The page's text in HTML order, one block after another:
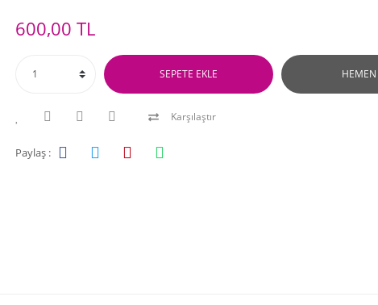
600,00 TL
SEPETE EKLE
Karşılaştır
Paylaş :